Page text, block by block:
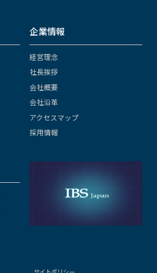
企業情報
経営理念
社長挨拶
会社概要
会社沿革
アクセスマップ
採用情報